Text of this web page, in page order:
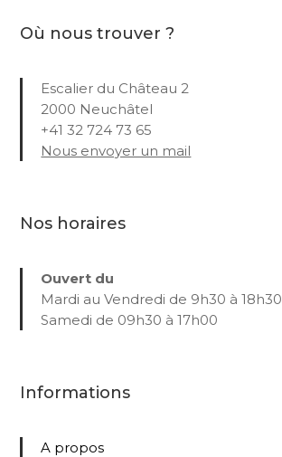
Où nous trouver ?
Escalier du Château 2
2000 Neuchâtel
+41 32 724 73 65
Nous envoyer un mail
Nos horaires
Ouvert du
Mardi au Vendredi de 9h30 à 18h30
Samedi de 09h30 à 17h00
Informations
A propos